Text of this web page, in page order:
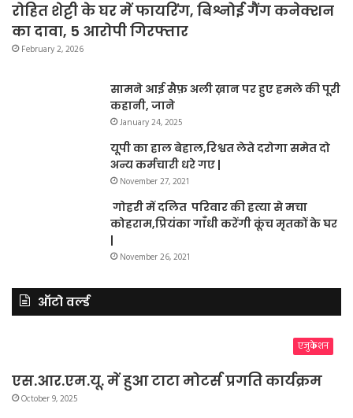
रोहित शेट्टी के घर में फायरिंग, बिश्नोई गैंग कनेक्शन
का दावा, 5 आरोपी गिरफ्तार
February 2, 2026
सामने आई सैफ़ अली ख़ान पर हुए हमले की पूरी
कहानी, जाने
January 24, 2025
यूपी का हाल बेहाल,रिश्वत लेते दरोगा समेत दो
अन्य कर्मचारी धरे गए |
November 27, 2021
गोहरी में दलित परिवार की हत्या से मचा
कोहराम,प्रियंका गाँधी करेंगी कूंच मृतकों के घर
|
November 26, 2021
ऑटो वर्ल्ड
एजुकेशन
एस.आर.एम.यू. में हुआ टाटा मोटर्स प्रगति कार्यक्रम
October 9, 2025